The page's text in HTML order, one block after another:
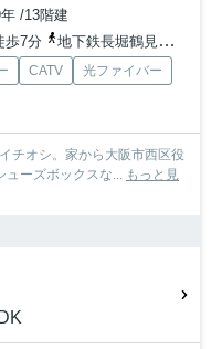
/13階建
歩7分
地下鉄長堀鶴見緑地「西長堀」駅 徒歩4分
CATV
光ファイバー
チオシ。家から大阪市西区役
ューズボックスな... もっと見